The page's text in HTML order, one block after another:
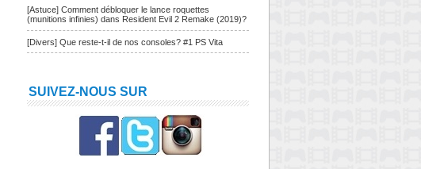
[Astuce] Comment débloquer le lance roquettes
(munitions infinies) dans Resident Evil 2 Remake (2019)?
[Divers] Que reste-t-il de nos consoles? #1 PS Vita
SUIVEZ-NOUS SUR